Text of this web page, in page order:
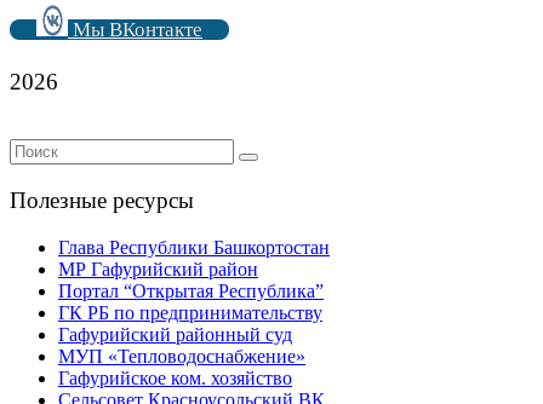
Мы ВКонтакте
2026
Полезные ресурсы
Глава Республики Башкортостан
МР Гафурийский район
Портал “Открытая Республика”
ГК РБ по предпринимательству
Гафурийский районный суд
МУП «Тепловодоснабжение»
Гафурийское ком. хозяйство
Сельсовет Красноусольский ВК